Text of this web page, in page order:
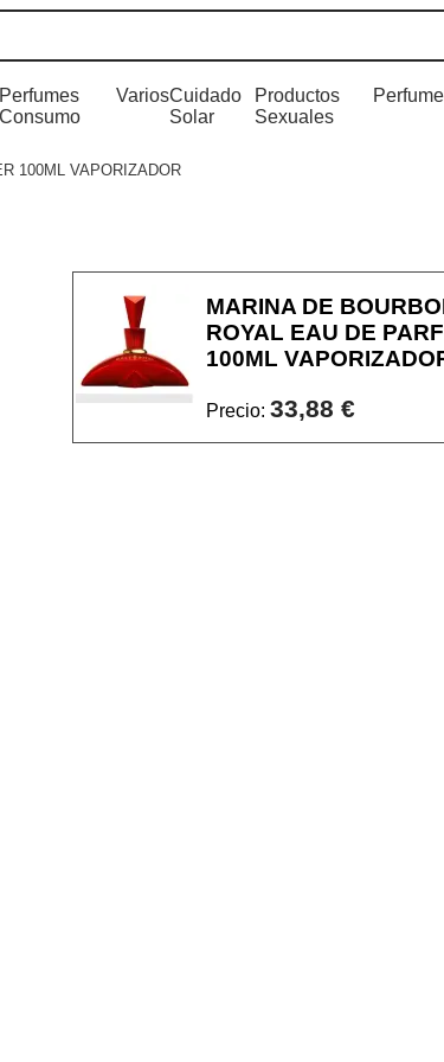
Perfumes
Consumo
VariosCuidado
Solar
Productos
Sexuales
100ML VAPORIZADOR
MARINA DE
ROYAL EAU DE
100ML
Precio: 33,88 €